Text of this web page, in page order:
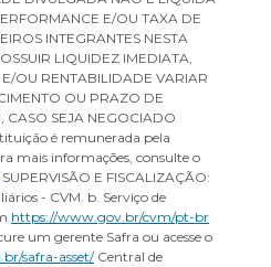
E/OU TAXA DE
INTEGRANTES NESTA
LIQUIDEZ IMEDIATA,
OU RENTABILIDADE VARIAR
OU PRAZO DE
CASO SEJA NEGOCIADO
é remunerada pela
mais informações, consulte o
SUPERVISÃO E FISCALIZAÇÃO:
- CVM. b. Serviço de
https://www.gov.br/cvm/pt-br
um gerente Safra ou acesse o
safra-asset/Central de